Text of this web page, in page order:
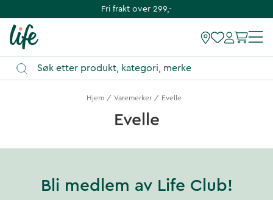
Fri frakt over 299,-
Hjem Varemerker Evelle
Evelle
Bli medlem av Life Club!